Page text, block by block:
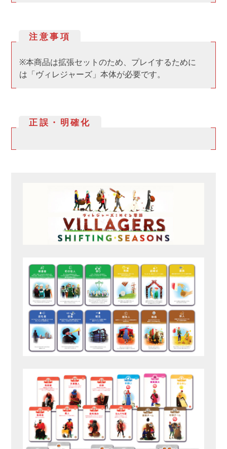
注意事項
※本商品は拡張セットのため、プレイするために
は「ヴィレジャーズ」本体が必要です。
正誤・明確化